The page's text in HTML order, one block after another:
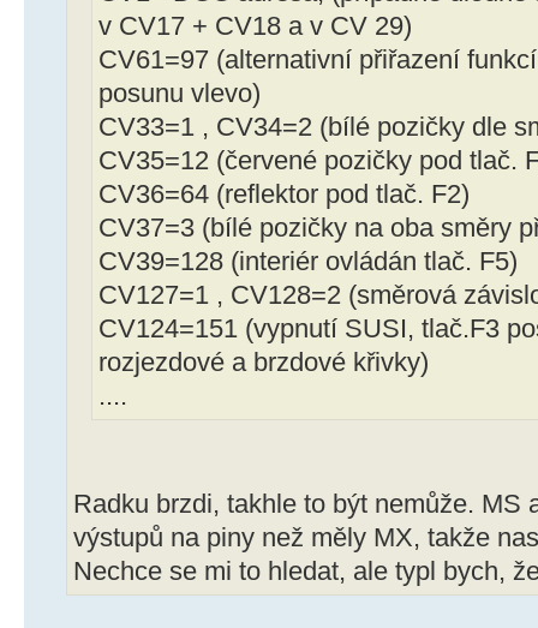
v CV17 + CV18 a v CV 29)
CV61=97 (alternativní přiřazení
posunu vlevo)
CV33=1 , CV34=2 (bílé pozičky dle
CV35=12 (červené pozičky pod tlač.
CV36=64 (reflektor pod tlač. F2)
CV37=3 (bílé pozičky na oba směry
CV39=128 (interiér ovládán tlač. F5)
CV127=1 , CV128=2 (směrová
CV124=151 (vypnutí SUSI, tlač.F3
rozjezdové a brzdové křivky)
....
Radku brzdi, takhle to být nemůže. MS
výstupů na piny než měly MX, takže
Nechce se mi to hledat, ale typl bych,